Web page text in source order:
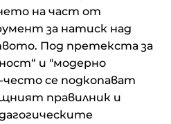
на част от
за натиск над
Под претекста за
и "модерно
се подкопават
правилник и